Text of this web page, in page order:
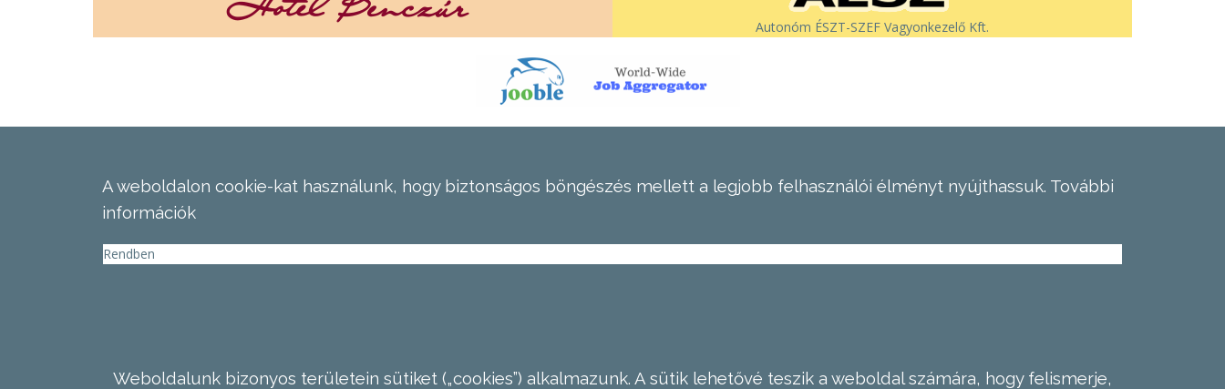
Autonóm ÉSZT-SZEF Vagyonkezelő Kft.
A weboldalon cookie-kat használunk, hogy biztonságos böngészés mellett a legjobb felhasználói élményt nyújthassuk. További
információk
Rendben
Weboldalunk bizonyos területein sütiket („cookies”) alkalmazunk. A sütik lehetővé teszik a weboldal számára, hogy felismerje,